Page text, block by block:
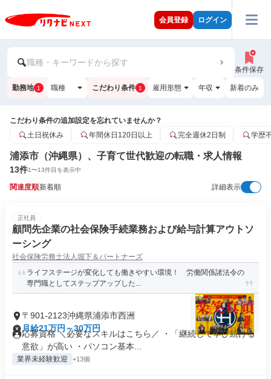
会員登録 ログイン
職種・キーワードから探す
条件保存
勤務地 1 職種 こだわり条件 1 雇用形態 年収 新着のみ
こだわり条件の追加設定を忘れていませんか？
土日祝休み
年間休日120日以上 完全週休2日制 学歴
浦添市（沖縄県）、子育て世代歓迎の転職・求人情報
13件1〜13件目を表示中
関連度順新着順 詳細表示
正社員
顧問先企業の社会保険手続業務および給与計算アウトソ
ーシング
社会保険労務士法人堀下＆パートナーズ
ライフステージが変化しても働きやすい環境！ 労働関係諸法令の
専門職としてステップアップした...
〒901-2123沖縄県浦添市西洲
月給21万円～30万円
応募資格 ＼必要なスキルはこちら／ ・「継続して学び続ける
意欲」が高い ・パソコン基本...
業界未経験歓迎 +13個